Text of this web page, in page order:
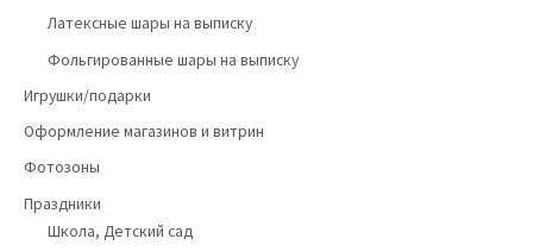
Латексные шары на выписку
Фольгированные шары на выписку
Игрушки/подарки
Оформление магазинов и витрин
Фотозоны
Праздники
Школа, Детский сад